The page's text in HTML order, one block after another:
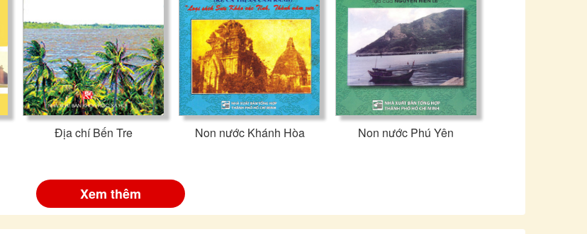
Địa chí Bến Tre Non nước Khánh Hòa Non nước Phú Yên
Xem thêm